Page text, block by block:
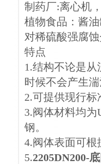
制药厂:离心机
植物食品：酱
对稀硫酸强腐
特点
1.结构不论是
时候不会产生
2.可提供现行
3.阀体材料均为
钢。
4.阀体表面可根
5.2205DN200-